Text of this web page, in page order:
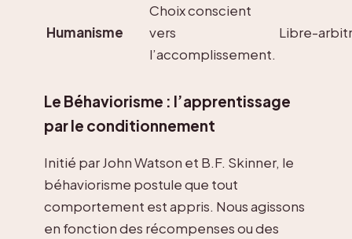
Humanisme
Choix conscient
vers
l’accomplissement.
Libre-
Le Béhaviorisme : l’apprentissage
par le conditionnement
Initié par John Watson et B.F. Skinner, le
béhaviorisme postule que tout
comportement est appris. Nous agissons
en fonction des récompenses ou des